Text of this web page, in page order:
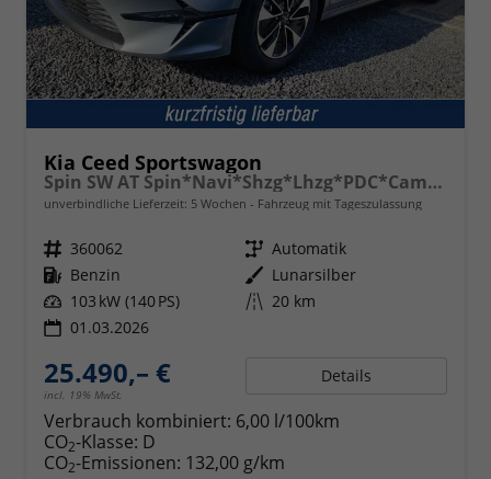
Kia Ceed Sportswagon
Spin SW AT Spin*Navi*Shzg*Lhzg*PDC*Cam*16Zoll
unverbindliche Lieferzeit: 5 Wochen Fahrzeug mit Tageszulassung
Fahrzeugnr. 360062 Getriebe Automatik
Kraftstoff Benzin Außenfarbe Lunarsilber
Leistung 103 kW (140 PS) Kilometerstand 20 km
01.03.2026
25.490,– €
incl. 19% MwSt.
Details
Verbrauch kombiniert: 6,00 l/100km
CO2-Klasse: D
CO2-Emissionen: 132,00 g/km